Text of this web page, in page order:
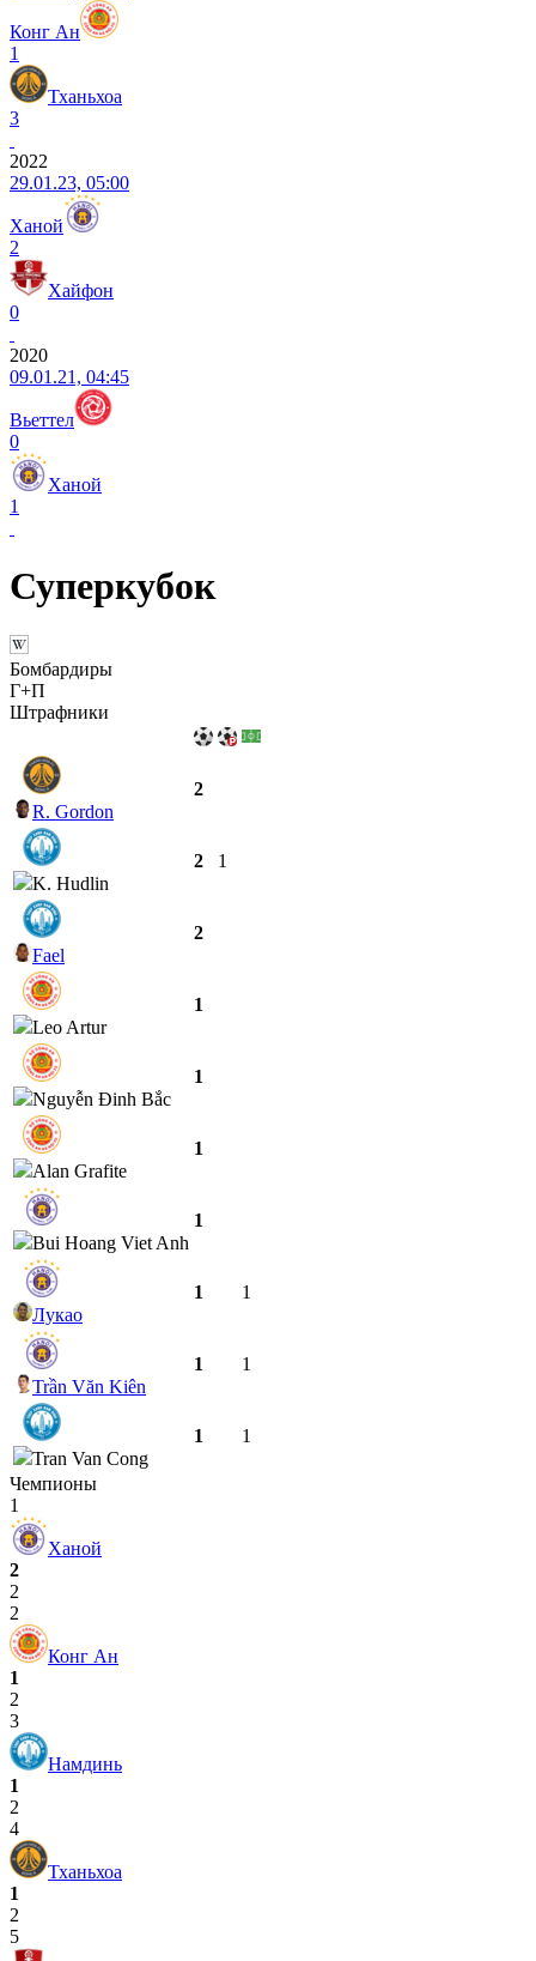
Конг Ан
1
Тханьхоа
3
2022
29.01.23, 05:00
Ханой
2
Хайфон
0
2020
09.01.21, 04:45
Вьеттел
0
Ханой
1
Суперкубок
Бомбардиры
Г+П
Штрафники
R. Gordon
2
K. Hudlin
2 1
Fael
2
Leo Artur
1
Nguyễn Đinh Bắc
1
Alan Grafite
1
Bui Hoang Viet Anh
1
Лукао
1 1
Trần Văn Kiên
1 1
Tran Van Cong
1 1
Чемпионы
1
Ханой
2
2
2
Конг Ан
1
2
3
Намдинь
1
2
4
Тханьхоа
1
2
5